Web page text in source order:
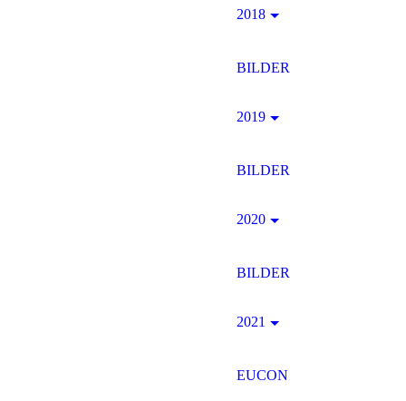
2018
BILDER
2019
BILDER
2020
BILDER
2021
EUCON